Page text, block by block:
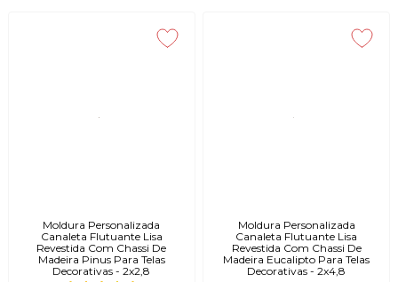
Moldura Personalizada
Canaleta Flutuante Lisa
Revestida Com Chassi De
Madeira Pinus Para Telas
Decorativas - 2x2,8
Moldura Personalizada
Canaleta Flutuante Lisa
Revestida Com Chassi De
Madeira Eucalipto Para Telas
Decorativas - 2x4,8